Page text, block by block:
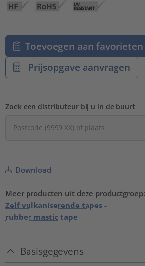
Toevoegen aan favorieten
Prijsopgave aanvragen
Zoek een distributeur bij u in de buurt
Download
Meer producten uit deze productgroep:
Zelf vulkaniserende tapes -
rubber mastic tape
Basisgegevens